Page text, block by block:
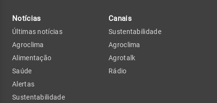
Notícias
Últimas notícias
Agroclima
Alimentação
Saúde
Alertas
Sustentabilidade
Canais
Sustentabilidade
Agroclima
Agrotalk
Rádio